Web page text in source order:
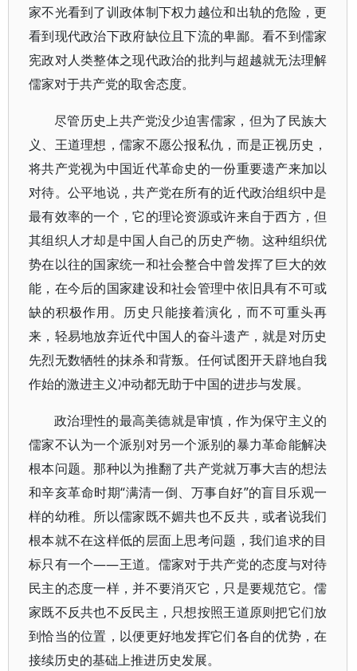
家不光看到了训政体制下权力越位和出轨的危险，更
看到现代政治下政府缺位且下流的卑鄙。看不到儒家
宪政对人类整体之现代政治的批判与超越就无法理解
儒家对于共产党的取舍态度。
尽管历史上共产党没少迫害儒家，但为了民族大
义、王道理想，儒家不愿公报私仇，而是正视历史，
将共产党视为中国近代革命史的一份重要遗产来加以
对待。公平地说，共产党在所有的近代政治组织中是
最有效率的一个，它的理论资源或许来自于西方，但
其组织人才却是中国人自己的历史产物。这种组织优
势在以往的国家统一和社会整合中曾发挥了巨大的效
能，在今后的国家建设和社会管理中依旧具有不可或
缺的积极作用。历史只能接着演化，而不可重头再
来，轻易地放弃近代中国人的奋斗遗产，就是对历史
先烈无数牺牲的抹杀和背叛。任何试图开天辟地自我
作始的激进主义冲动都无助于中国的进步与发展。
政治理性的最高美德就是审慎，作为保守主义的
儒家不认为一个派别对另一个派别的暴力革命能解决
根本问题。那种以为推翻了共产党就万事大吉的想法
和辛亥革命时期“满清一倒、万事自好”的盲目乐观一
样的幼稚。所以儒家既不媚共也不反共，或者说我们
根本就不在这样低的层面上思考问题，我们追求的目
标只有一个——王道。儒家对于共产党的态度与对待
民主的态度一样，并不要消灭它，只是要规范它。儒
家既不反共也不反民主，只想按照王道原则把它们放
到恰当的位置，以便更好地发挥它们各自的优势，在
接续历史的基础上推进历史发展。